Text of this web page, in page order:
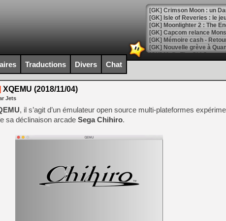
[GK] Crimson Moon : un
[GK] Isle of Reveries : le
[GK] Moonlighter 2 : The
[GK] Capcom relance
[Mo5] Deux inédits du
[GK] Le beat'em up The
[GK] Endless Legend 2 :
[LS] [PS5] Le WebKit
[GK] Oubliez Crazy Taxi,
[LS] [Switch] NSZ 5.0.0
[GK] No More Room in
[GK] Un chatbot Atelier
[GK] Mémoire cash -
[GK] Nvidia : le prix des
Traductions Divers Chat
XQEMU (2018/11/04)
Jets
, il s’agit d’un émulateur open source multi-plateformes
sa déclinaison arcade Sega Chihiro.